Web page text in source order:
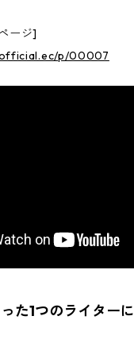
ージ]
p/00007
た1つのライターに